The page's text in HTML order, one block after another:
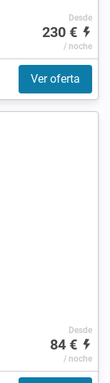
Desde
230 €
/ noche
Ver oferta
Desde
84 €
/ noche